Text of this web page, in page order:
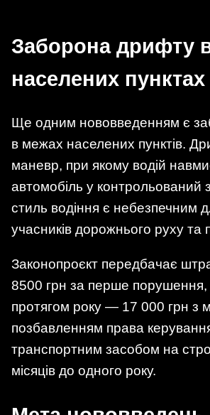
Заборона дрифту
населених пунктах
Ще одним нововведенням є
в межах населених пунктів.
маневр, при якому водій
автомобіль у контрольований
стиль водіння є небезпечним
учасників дорожнього руху та
Законопроєкт передбачає
8500 грн за перше порушення,
протягом року — 17 000 грн з
позбавленням права
транспортним засобом на
місяців до одного року.